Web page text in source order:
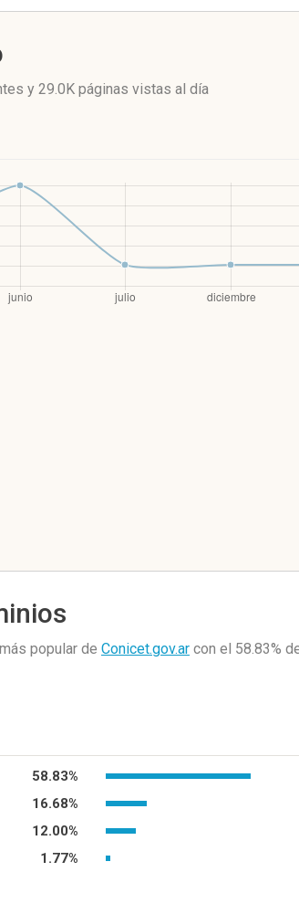
y 29.0K páginas vistas al día
popular de Conicet.gov.ar con el 58.83%
58.83%
16.68%
12.00%
1.77%